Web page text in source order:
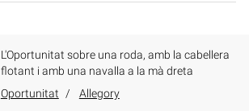
L'Oportunitat sobre una roda, amb la cabellera
flotant i amb una navalla a la mà dreta
Oportunitat Allegory